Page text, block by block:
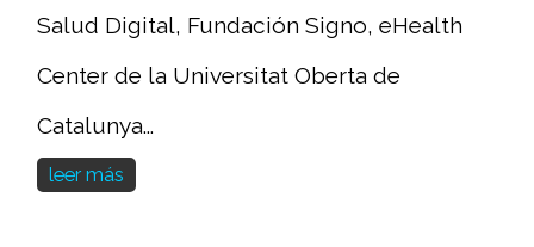
Salud Digital, Fundación Signo, eHealth
Center de la Universitat Oberta de
Catalunya...
leer más